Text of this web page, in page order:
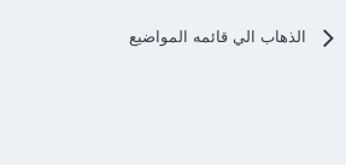
الذهاب الي قائمه المواضيع